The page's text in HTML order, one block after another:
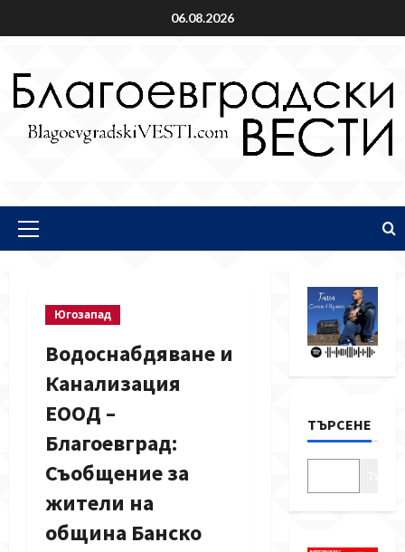
to
06.08.2026
Primary
Югозапад
Водоснабдяване и
Канализация
ЕООД –
Благоевград:
Съобщение за
жители на
община Банско
ТЪРСЕНЕ